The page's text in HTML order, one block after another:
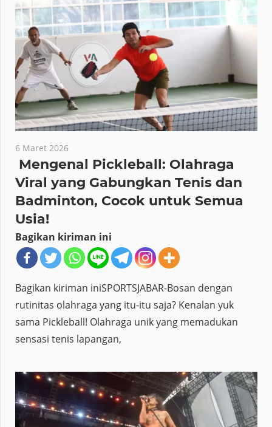
6 Maret 2026
Mengenal Pickleball: Olahraga
Viral yang Gabungkan Tenis dan
Badminton, Cocok untuk Semua
Usia!
Bagikan kiriman ini
Bagikan kiriman iniSPORTSJABAR-Bosan dengan
rutinitas olahraga yang itu-itu saja? Kenalan yuk
sama Pickleball! Olahraga unik yang memadukan
sensasi tenis lapangan,